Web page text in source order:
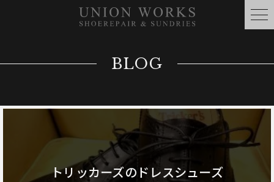
BLOG
トリッカーズのドレスシューズ